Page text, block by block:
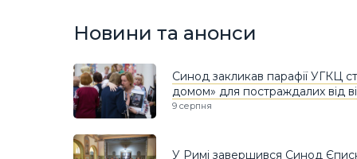
Новини та анонси
Синод закликав парафії УГКЦ
домом» для постраждалих від
9 серпня
У Римі завершився Синод